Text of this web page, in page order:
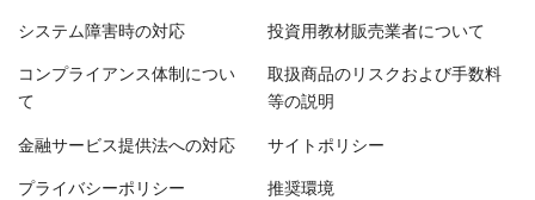
システム障害時の対応 投資用教材販売業者について
コンプライアンス体制につい
て
取扱商品のリスクおよび手数料
等の説明
金融サービス提供法への対応 サイトポリシー
プライバシーポリシー 推奨環境